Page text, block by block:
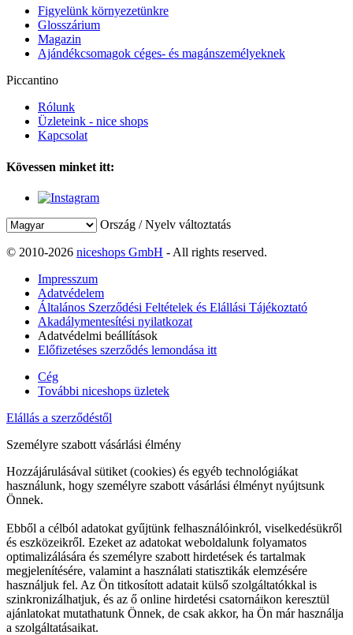
Figyelünk környezetünkre
Glosszárium
Magazin
Ajándékcsomagok céges- és magánszemélyeknek
Piccantino
Rólunk
Üzleteink - nice shops
Kapcsolat
Kövessen minket itt:
Ország / Nyelv változtatás
© 2010-2026 niceshops GmbH - All rights reserved.
Impresszum
Adatvédelem
Általános Szerződési Feltételek és Elállási Tájékoztató
Akadálymentesítési nyilatkozat
Adatvédelmi beállítások
Előfizetéses szerződés lemondása itt
Cég
További niceshops üzletek
Elállás a szerződéstől
Személyre szabott vásárlási élmény
Hozzájárulásával sütiket (cookies) és egyéb technológiákat
használunk, hogy személyre szabott vásárlási élményt nyújtsunk
Önnek.
Ebből a célból adatokat gyűjtünk felhasználóinkról, viselkedésükről
és eszközeikről. Ezeket az adatokat weboldalunk folyamatos
optimalizálására és személyre szabott hirdetések és tartalmak
megjelenítésére, valamint a használati statisztikák elemzésére
használjuk fel. Az Ön titkosított adatait külső szolgáltatókkal is
szinkronizálhatjuk, és az ő online hirdetési csatornáikon keresztül
ajánlatokat mutathatunk Önnek, de csak akkor, ha Ön már használja
a szolgáltatásaikat.